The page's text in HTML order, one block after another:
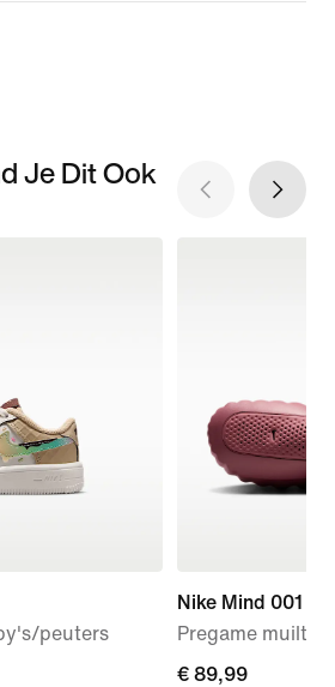
Je Dit Ook
peuters
Nike Mind 001
Pregame
€ 89,99
€ 89,99